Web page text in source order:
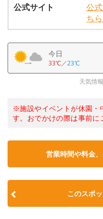
公式サイト
公
ちら
今日
33℃／23℃
天気情
※施設やイベントが休園・
す。おでかけの際は事前に
営業時間や料金
このスポ